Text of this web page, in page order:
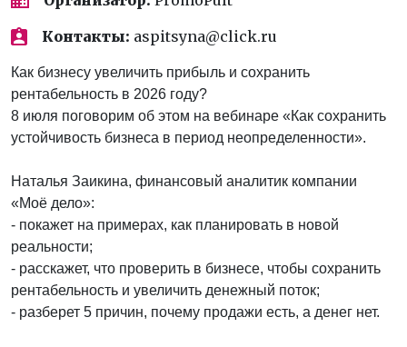
Контакты: aspitsyna@click.ru
Как бизнесу увеличить прибыль и сохранить
рентабельность в 2026 году?
8 июля поговорим об этом на вебинаре «Как сохранить
устойчивость бизнеса в период неопределенности».
Наталья Заикина, финансовый аналитик компании
«Моё дело»:
- покажет на примерах, как планировать в новой
реальности;
- расскажет, что проверить в бизнесе, чтобы сохранить
рентабельность и увеличить денежный поток;
- разберет 5 причин, почему продажи есть, а денег нет.